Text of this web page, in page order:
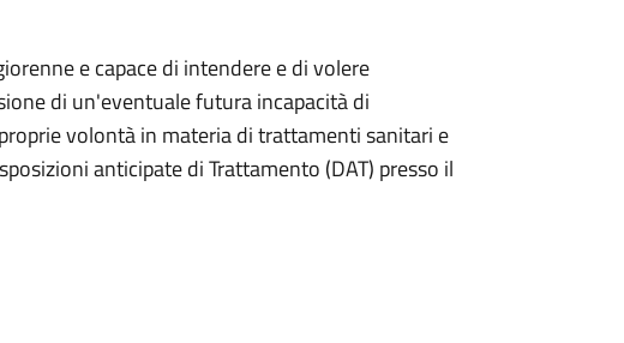
e capace di intendere e di volere
di un'eventuale futura incapacità di
volontà in materia di trattamenti sanitari e
anticipate di Trattamento (DAT) presso il